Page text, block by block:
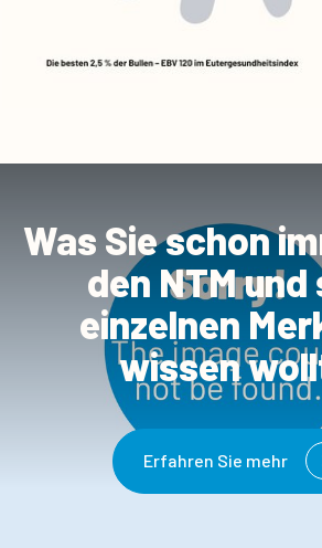
Was Sie schon
den NTM und
einzelnen
wissen
Erfahren Sie mehr